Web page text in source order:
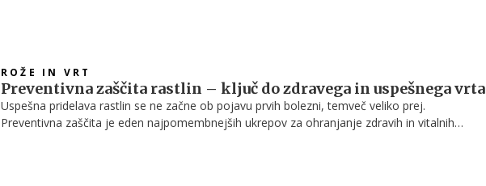
ROŽE IN VRT
Preventivna zaščita rastlin – ključ do zdravega in uspešnega vrta
Uspešna pridelava rastlin se ne začne ob pojavu prvih bolezni, temveč veliko prej.
Preventivna zaščita je eden najpomembnejših ukrepov za ohranjanje zdravih in vitalnih